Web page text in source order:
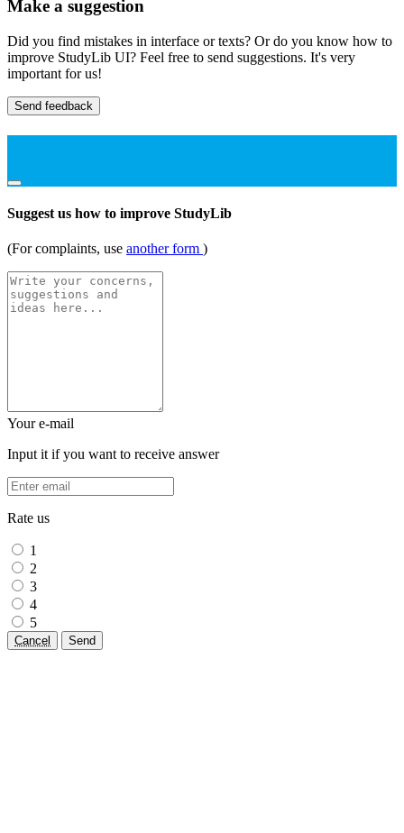
Make a suggestion
Did you find mistakes in interface or texts? Or do you know how to
improve StudyLib UI? Feel free to send suggestions. It's very
important for us!
Send feedback
Suggest us how to improve StudyLib
(For complaints, use another form )
Your e-mail
Input it if you want to receive answer
Rate us
1
2
3
4
5
Cancel Send